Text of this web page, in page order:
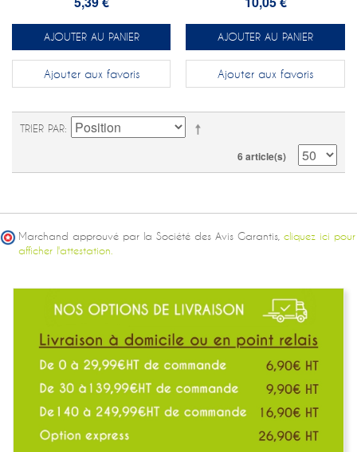
AJOUTER AU PANIER
Ajouter aux favoris
AJOUTER AU PANIER
Ajouter aux favoris
TRIER PAR
6 article(s)
Marchand approuvé par la Société des Avis Garantis, cliquez ici pour
afficher l'attestation.